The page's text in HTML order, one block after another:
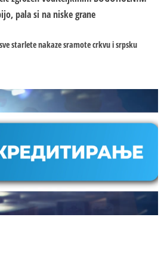
pala si na niske grane
starlete nakaze sramote crkvu i srpsku